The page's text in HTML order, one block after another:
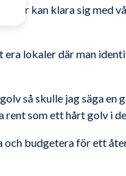
ytor kan klara sig med
lokaler där man
så skulle jag säga en
som ett hårt golv i
budgetera för ett